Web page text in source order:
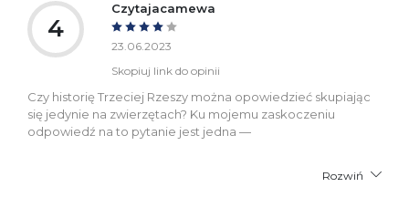
4
Czytajacamewa
23.06.2023
Skopiuj link do opinii
Czy historię Trzeciej Rzeszy można opowiedzieć skupiając
się jedynie na zwierzętach? Ku mojemu zaskoczeniu
odpowiedź na to pytanie jest jedna —
Rozwiń